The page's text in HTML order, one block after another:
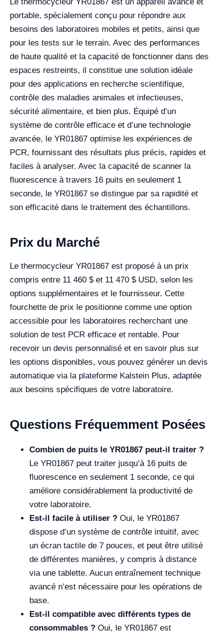
portable, spécialement conçu pour répondre aux
besoins des laboratoires mobiles et petits, ainsi que
pour les tests sur le terrain. Avec des performances
de haute qualité et la capacité de fonctionner dans des
espaces restreints, il constitue une solution idéale
pour des applications en recherche scientifique,
contrôle des maladies animales et infectieuses,
sécurité alimentaire, et bien plus. Équipé d’un
système de contrôle efficace et d’une technologie
avancée, le YR01867 optimise les expériences de
PCR, fournissant des résultats plus précis, rapides et
faciles à analyser. Avec la capacité de scanner la
fluorescence à travers 16 puits en seulement 1
seconde, le YR01867 se distingue par sa rapidité et
son efficacité dans le traitement des échantillons.
Prix du Marché
Le thermocycleur YR01867 est proposé à un prix
compris entre 11 460 $ et 11 470 $ USD, selon les
options supplémentaires et le fournisseur. Cette
fourchette de prix le positionne comme une option
accessible pour les laboratoires recherchant une
solution de test PCR efficace et rentable. Pour
recevoir un devis personnalisé et en savoir plus sur
les options disponibles, vous pouvez générer un devis
automatique via la plateforme Kalstein Plus, adaptée
aux besoins spécifiques de votre laboratoire.
Questions Fréquemment Posées
Combien de puits le YR01867 peut-il traiter ?
Le YR01867 peut traiter jusqu’à 16 puits de
fluorescence en seulement 1 seconde, ce qui
améliore considérablement la productivité de
votre laboratoire.
Est-il facile à utiliser ? Oui, le YR01867
dispose d’un système de contrôle intuitif, avec
un écran tactile de 7 pouces, et peut être utilisé
de différentes manières, y compris à distance
via une tablette. Aucun entraînement technique
avancé n’est nécessaire pour les opérations de
base.
Est-il compatible avec différents types de
consommables ? Oui, le YR01867 est